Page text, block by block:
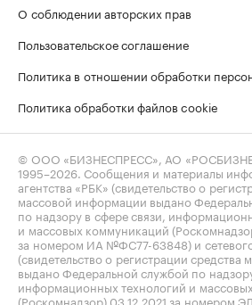
О соблюдении авторских прав
Пользовательское соглашение
Политика в отношении обработки
Политика обработки файлов cookie
© ООО «БИЗНЕСПРЕСС», АО
1995–2026 . Сообщения и материалы
агентства «РБК» (свидетельство о
массовой информации выдано
по надзору в сфере связи,
и массовых коммуникаций
за номером ИА №ФС77-63848) и
(свидетельство о регистрации
выдано Федеральной службой по
информационных технологий и
(Роскомнадзор) 03.12.2021 за номером